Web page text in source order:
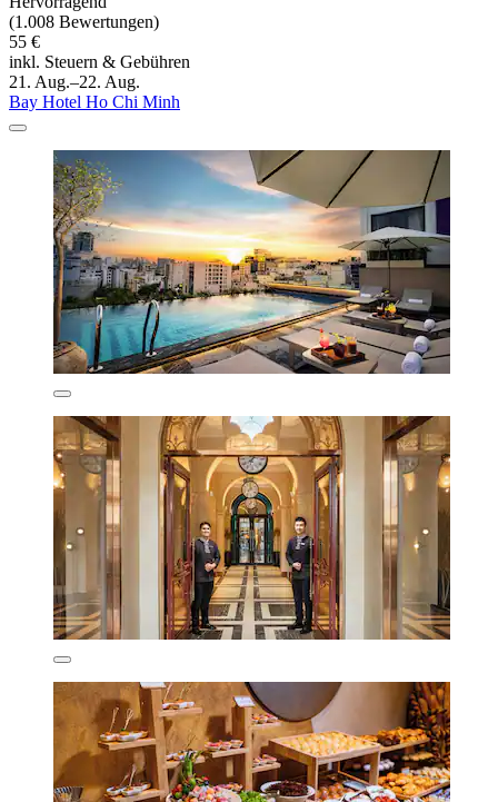
(1.008 Bewertungen)
55 €
inkl. Steuern & Gebühren
21. Aug.–22. Aug.
Bay Hotel Ho Chi Minh